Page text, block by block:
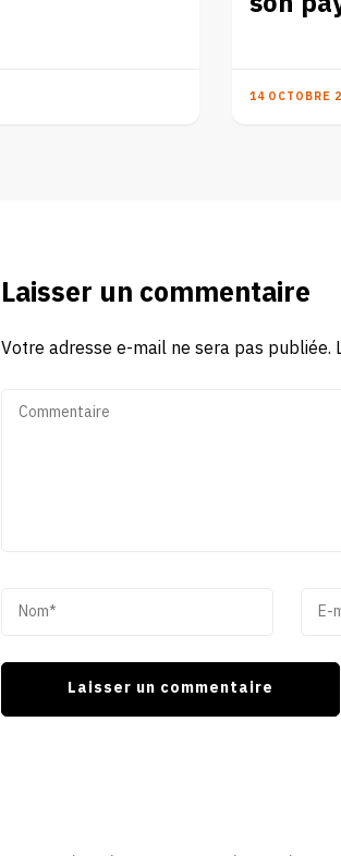
14 OCTOBRE
Laisser un commentaire
Votre adresse e-mail ne sera pas publiée.